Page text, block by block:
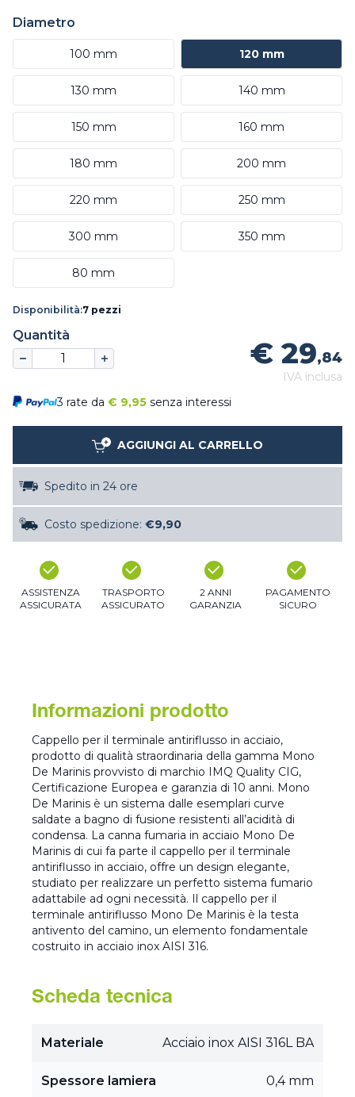
Diametro
100 mm 120 mm
130 mm 140 mm
150 mm 160 mm
180 mm 200 mm
220 mm 250 mm
300 mm 350 mm
80 mm
Disponibilità:7 pezzi
Quantità
€ 29,84
IVA inclusa
3 rate da € 9,95 senza interessi
AGGIUNGI AL CARRELLO
Spedito in 24 ore
Costo spedizione: €9,90
ASSISTENZA
ASSICURATA
TRASPORTO
ASSICURATO
2 ANNI
GARANZIA
PAGAMENTO
SICURO
Informazioni prodotto
Cappello per il terminale antiriflusso in acciaio,
prodotto di qualità straordinaria della gamma Mono
De Marinis provvisto di marchio IMQ Quality CIG,
Certificazione Europea e garanzia di 10 anni. Mono
De Marinis è un sistema dalle esemplari curve
saldate a bagno di fusione resistenti all’acidità di
condensa. La canna fumaria in acciaio Mono De
Marinis di cui fa parte il cappello per il terminale
antiriflusso in acciaio, offre un design elegante,
studiato per realizzare un perfetto sistema fumario
adattabile ad ogni necessità. Il cappello per il
terminale antiriflusso Mono De Marinis è la testa
antivento del camino, un elemento fondamentale
costruito in acciaio inox AISI 316.
Scheda tecnica
Materiale Acciaio inox AISI 316L BA
Spessore lamiera 0,4 mm